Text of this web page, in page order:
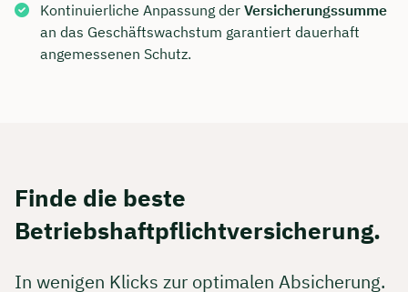
Kontinuierliche Anpassung der Versicherungssumme
an das Geschäftswachstum garantiert dauerhaft
angemessenen Schutz.
Finde die beste
Betriebshaftpflichtversicherung.
In wenigen Klicks zur optimalen Absicherung.